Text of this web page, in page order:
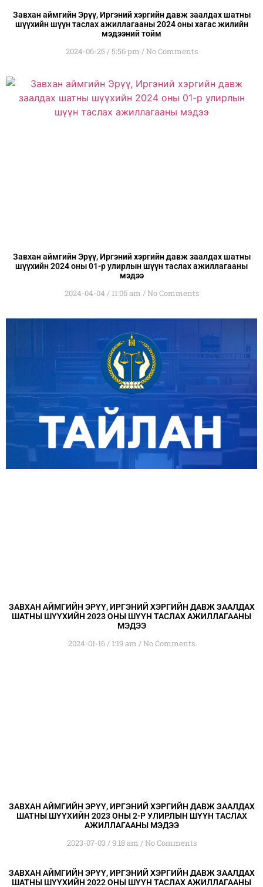
Завхан аймгийн Эрүү, Иргэний хэргийн давж заалдах шатны
шүүхийн шүүн таслах ажиллагааны 2024 оны хагас жилийн
мэдээний тойм
2024-06-25 5:56 pm No Comments
Завхан аймгийн Эрүү, Иргэний хэргийн давж заалдах шатны
шүүхийн 2024 оны 01-р улирлын шүүн таслах ажиллагааны
мэдээ
2024-04-04 11:06 am No Comments
ЗАВХАН АЙМГИЙН ЭРҮҮ, ИРГЭНИЙ ХЭРГИЙН ДАВЖ ЗААЛДАХ
ШАТНЫ ШҮҮХИЙН 2023 ОНЫ ШҮҮН ТАСЛАХ АЖИЛЛАГААНЫ
МЭДЭЭ
2024-01-16 1:19 am No Comments
ЗАВХАН АЙМГИЙН ЭРҮҮ, ИРГЭНИЙ ХЭРГИЙН ДАВЖ ЗААЛДАХ
ШАТНЫ ШҮҮХИЙН 2023 ОНЫ 2-Р УЛИРЛЫН ШҮҮН ТАСЛАХ
АЖИЛЛАГААНЫ МЭДЭЭ
2023-07-03 9:18 am No Comments
ЗАВХАН АЙМГИЙН ЭРҮҮ, ИРГЭНИЙ ХЭРГИЙН ДАВЖ ЗААЛДАХ
ШАТНЫ ШҮҮХИЙН 2022 ОНЫ ШҮҮН ТАСЛАХ АЖИЛЛАГААНЫ